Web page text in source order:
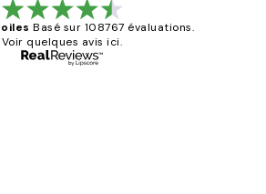
Basé sur 108767 évaluations.
Voir quelques avis ici.